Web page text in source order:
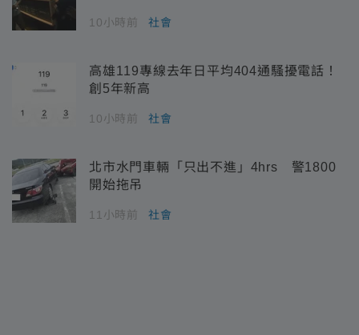
10小時前 社會
高雄119專線去年日平均404通騷擾電話！
創5年新高
10小時前 社會
北市水門車輛「只出不進」4hrs 警1800
開始拖吊
11小時前 社會